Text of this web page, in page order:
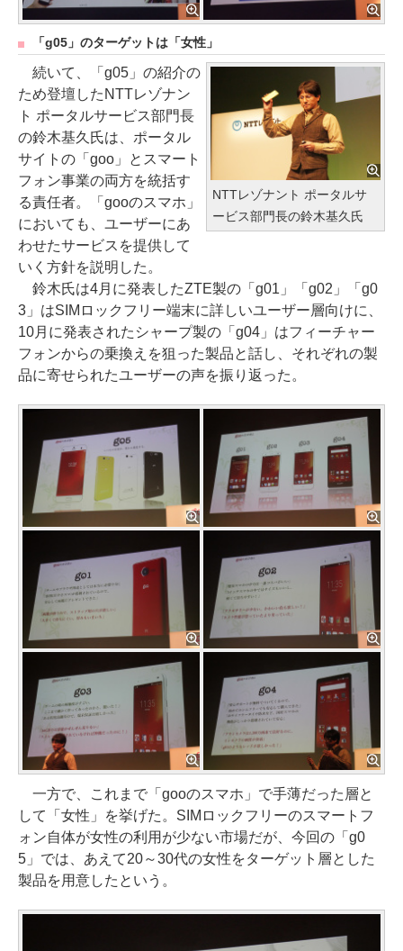
「g05」のターゲットは「女性」
NTTレゾナント ポータルサ
ービス部門長の鈴木基久氏
続いて、「g05」の紹介の
ため登壇したNTTレゾナン
ト ポータルサービス部門長
の鈴木基久氏は、ポータル
サイトの「goo」とスマート
フォン事業の両方を統括す
る責任者。「gooのスマホ」
においても、ユーザーにあ
わせたサービスを提供して
いく方針を説明した。
鈴木氏は4月に発表したZTE製の「g01」「g02」「g0
3」はSIMロックフリー端末に詳しいユーザー層向けに、
10月に発表されたシャープ製の「g04」はフィーチャー
フォンからの乗換えを狙った製品と話し、それぞれの製
品に寄せられたユーザーの声を振り返った。
一方で、これまで「gooのスマホ」で手薄だった層と
して「女性」を挙げた。SIMロックフリーのスマートフ
ォン自体が女性の利用が少ない市場だが、今回の「g0
5」では、あえて20～30代の女性をターゲット層とした
製品を用意したという。